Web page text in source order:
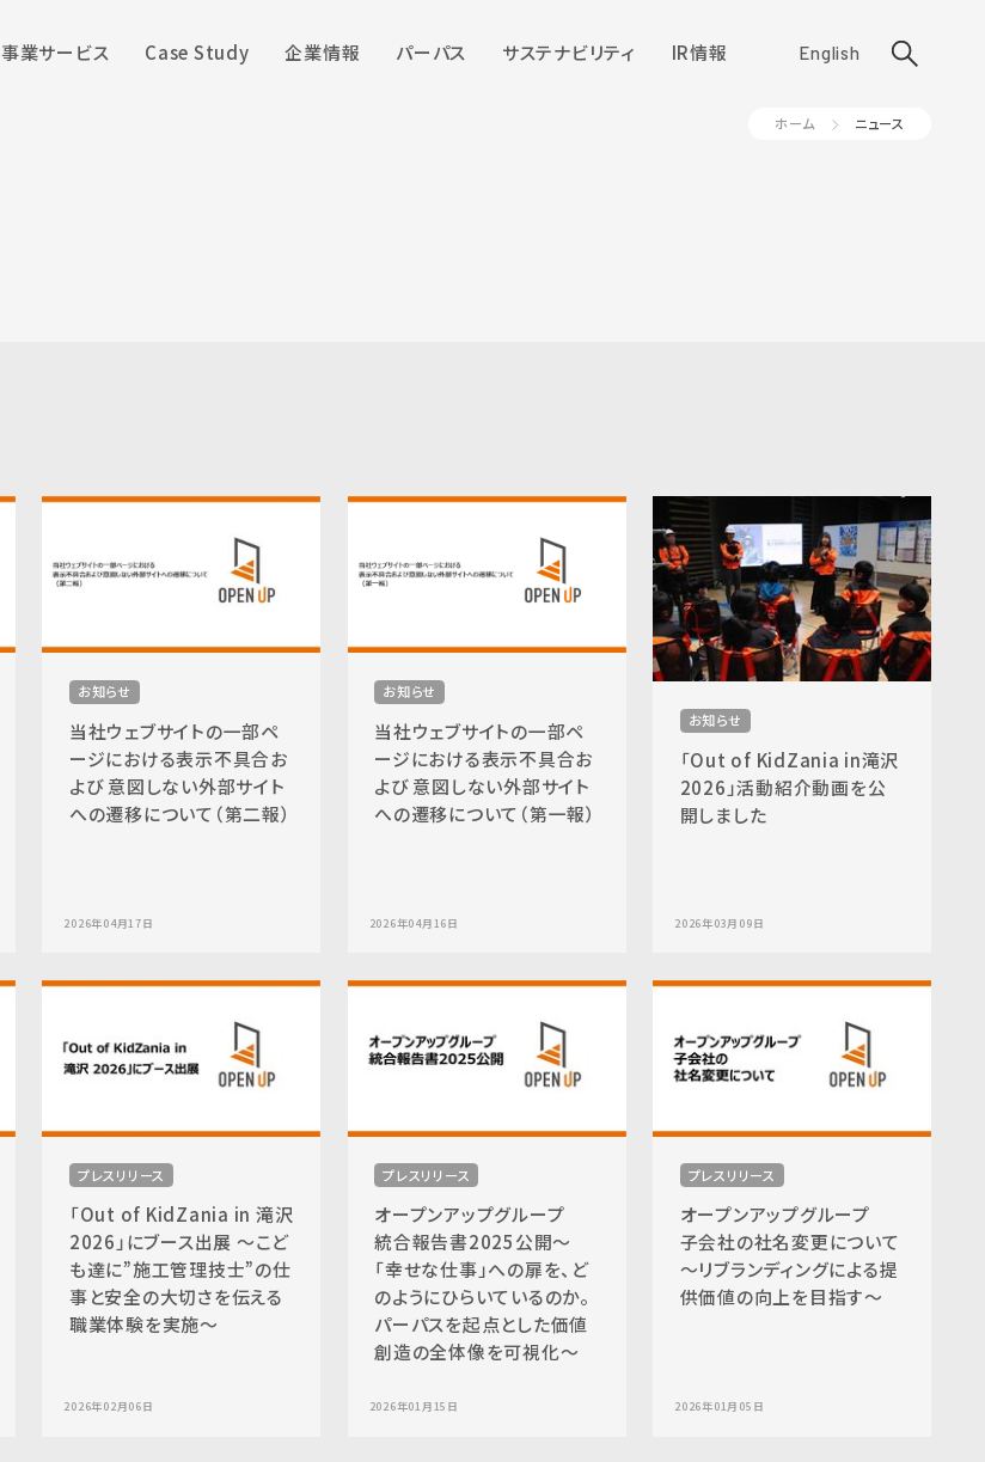
事業サービス Case Study 企業情報 パーパス サステナビリティ IR情報 English
ホーム ニュース
お知らせ
当社ウェブサイトの一部ペ
ージにおける表示不具合お
よび 意図しない外部サイト
への遷移について（第二報）
2026年04月17日
お知らせ
当社ウェブサイトの一部ペ
ージにおける表示不具合お
よび 意図しない外部サイト
への遷移について（第一報）
2026年04月16日
お知らせ
「Out of KidZania in滝沢
2026」活動紹介動画を公
開しました
2026年03月09日
プレスリリース
「Out of KidZania in 滝沢
2026」にブース出展 〜こど
も達に”施⼯管理技⼠”の仕
事と安全の⼤切さを伝える
職業体験を実施〜
2026年02月06日
プレスリリース
オープンアップグループ
統合報告書2025公開〜
「幸せな仕事」への扉を、ど
のようにひらいているのか。
パーパスを起点とした価値
創造の全体像を可視化〜
2026年01月15日
プレスリリース
オープンアップグループ
子会社の社名変更について
〜リブランディングによる提
供価値の向上を目指す〜
2026年01月05日